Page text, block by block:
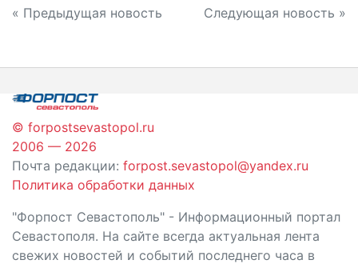
Навигация
записям
« Предыдущая новость Следующая новость »
© forpostsevastopol.ru
2006 — 2026
Почта редакции: forpost.sevastopol@yandex.ru
Политика обработки данных
"Форпост Севастополь" - Информационный портал
Севастополя. На сайте всегда актуальная лента
свежих новостей и событий последнего часа в